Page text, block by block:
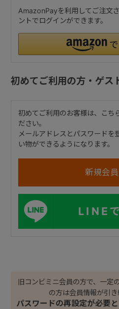
AmazonPayを利用してご注文
ントでログインができます。
初めてご利用の方・ゲス
初めてご利用のお客様は、こち
ださい。
メールアドレスとパスワードを
い物ができるようになります。
LINE
旧コンビミニ会員の方で、一定
の方は会員情報が引き
パスワードの再設定が必要と